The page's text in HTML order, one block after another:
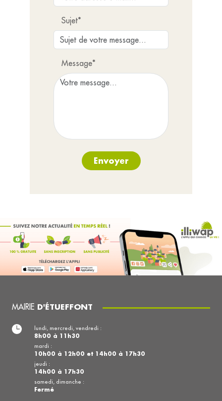
Sujet*
Message*
Envoyer
MAIRIE D'ÉTUEFFONT
lundi, mercredi, vendredi :
8h00 à 11h30
mardi :
10h00 à 12h00 et 14h00 à 17h30
jeudi :
14h00 à 17h30
samedi, dimanche :
Fermé